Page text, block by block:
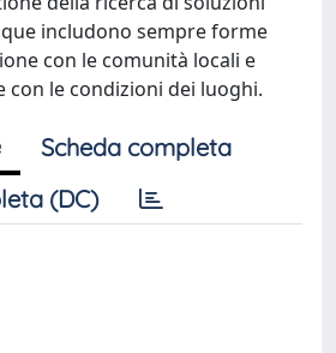
includono sempre forme
con le comunità locali e
con le condizioni dei luoghi.
Scheda completa
(DC)